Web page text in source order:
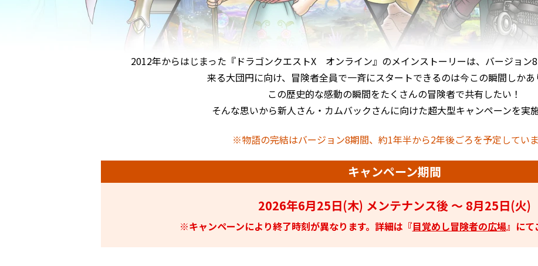
2012年からはじまった『ドラゴンクエストX オンライン』のメインストーリーは、バージョン8
来る大団円に向け、冒険者全員で一斉にスタートできるのは今この瞬間しかあ
この歴史的な感動の瞬間をたくさんの冒険者で共有したい！
そんな思いから新人さん・カムバックさんに向けた超大型キャンペーンを実
※物語の完結はバージョン8期間、約1年半から2年後ごろを予定していま
キャンペーン期間
2026年6月25日(木) メンテナンス後 ～ 8月25日(火)
※キャンペーンにより終了時刻が異なります。詳細は『目覚めし冒険者の広場』にて